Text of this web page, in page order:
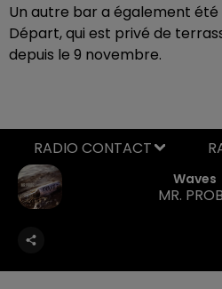
Un autre bar a également été
Départ, qui est privé de
depuis le 9 novembre.
Waves
MR.